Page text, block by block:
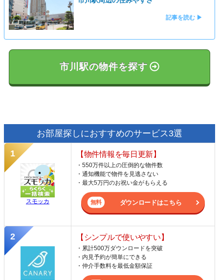
記事を読む ▶
市川駅の物件を探す
お部屋探しにおすすめのサービス3選
スモッカ
【物件情報を毎日更新】
・550万件以上の圧倒的な物件数
・通知機能で物件を見逃さない
・最大5万円のお祝い金がもらえる
ダウンロードはこちら
【シンプルで使いやすい】
・累計500万ダウンロードを突破
・内見予約が簡単にできる
・仲介手数料を最低金額保証